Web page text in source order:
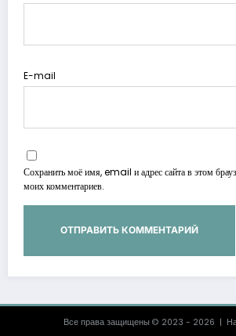
E-mail
Сохранить моё имя, email и адрес сайта в этом
моих комментариев.
Все права защищены © 2023 - 2026 |